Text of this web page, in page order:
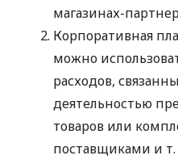
магазинах-
Корпоративная
можно
расходов,
деятельностью
товаров или
поставщиками и